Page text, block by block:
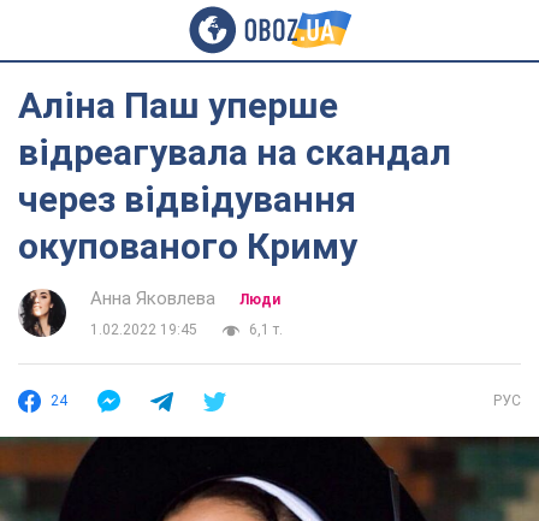
Аліна Паш уперше
відреагувала на скандал
через відвідування
окупованого Криму
Анна Яковлева
Люди
1.02.2022 19:45
6,1 т.
24 РУС